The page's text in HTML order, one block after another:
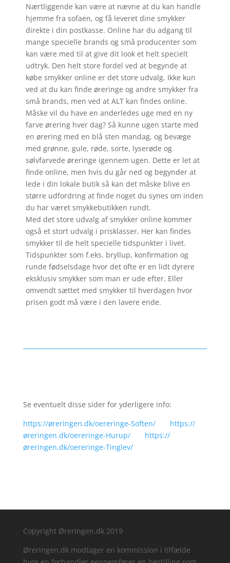
Nærtliggende kan være at nævne at du kan handle
hjemme fra sofaen, og få leveret dine smykker
direkte i din postkasse. Online har du adgang til
mange specielle brands og små producenter som
kan være med til at give dit look et helt specielt
udtryk. Den helt store fordel ved at begynde at
købe smykker online er det store udvalg. Ikke kun
ved at du kan finde øreringe og andre smykker fra
små brands, men ved at ALT kan findes online.
Måske vil du have en anderledes uge med en ny
farve ørering hver dag? Så kunne ugen starte med
en ørering med en blå sten mandag, og bevæge
med grønne, gule, røde, sorte, lyserøde og
sølvfarvede øreringe igennem ugen. Dette er let at
finde online, men hvis du går ned og begynder at
lede i din lokale butik så kan det måske blive en
større udfordring at finde noget du synes om inden
du har været smykkebutikken rundt.
Med det store udvalg af smykker online kommer
også et stort udvalg i prisklasser. Her kan findes
smykker til de helt specielle tidspunkter i livet.
Tidspunkter som f.eks. bryllup, konfirmation og
runde fødselsdage hvor det ofte er en lidt dyrere
eksklusiv smykker som man er ude efter. Eller
omvendt sættet med smykker til hverdagen hvor
prisen godt må være i den lavere ende.
Se eventuelt disse sider for yderligere info:
https://øreringen.dk/oereringe-Soften/
https://
øreringen.dk/oereringe-Hurup/
https://
øreringen.dk/oereringe-Tinglev/
Copyright Øreringen.dk 2019
Øreringen.dk modtager en kommission i tilfælde